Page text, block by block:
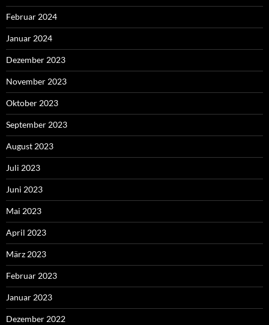
Februar 2024
Januar 2024
Dezember 2023
November 2023
Oktober 2023
September 2023
August 2023
Juli 2023
Juni 2023
Mai 2023
April 2023
März 2023
Februar 2023
Januar 2023
Dezember 2022